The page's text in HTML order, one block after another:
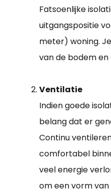
Fatsoenlijke
uitgangspositie
meter) woning.
van de bodem en
Ventilatie
Indien goede
belang dat er
Continu
comfortabel
veel energie
om een vorm